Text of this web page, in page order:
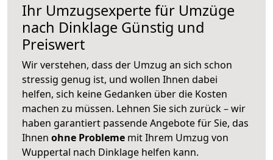
Ihr Umzugsexperte für Umzüge
nach Dinklage Günstig und
Preiswert
Wir verstehen, dass der Umzug an sich schon
stressig genug ist, und wollen Ihnen dabei
helfen, sich keine Gedanken über die Kosten
machen zu müssen. Lehnen Sie sich zurück – wir
haben garantiert passende Angebote für Sie, das
Ihnen ohne Probleme mit Ihrem Umzug von
Wuppertal nach Dinklage helfen kann.